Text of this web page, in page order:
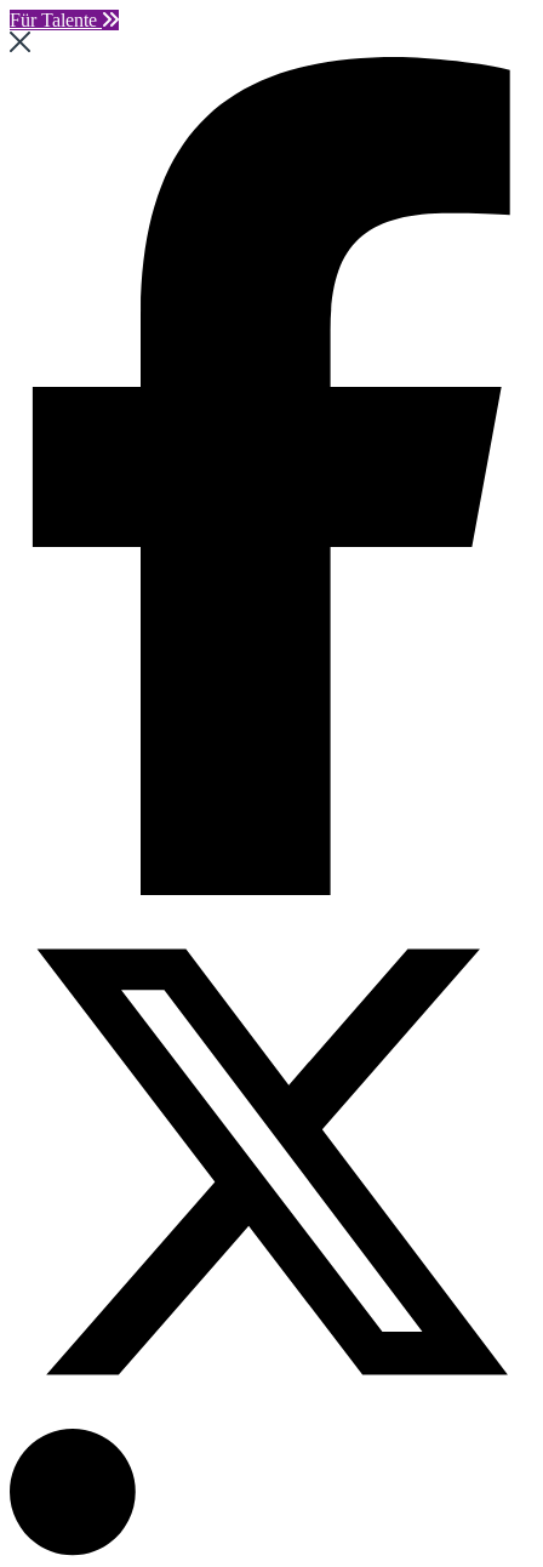
Für Talente